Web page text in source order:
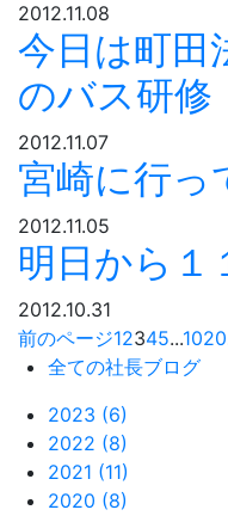
2012.11.08
今日は町田
のバス研修
2012.11.07
宮崎に行っ
2012.11.05
明日から１
2012.10.31
前のページ12345...1020
全ての社長ブログ
2023 (6)
2022 (8)
2021 (11)
2020 (8)